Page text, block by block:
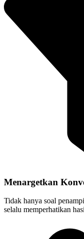
Menargetkan
Tidak hanya soal
selalu memperhatikan